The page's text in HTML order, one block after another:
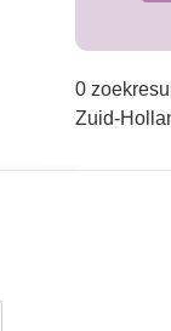
0
Zuid-